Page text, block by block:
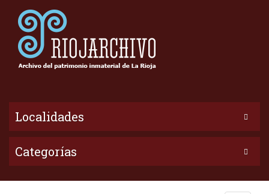
Localidades
Categorías